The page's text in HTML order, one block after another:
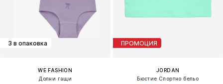
3 в опаковка
WE FASHION
Долни гащи
ПРОМОЦИЯ
JORDAN
Бюстие Спортно бельо